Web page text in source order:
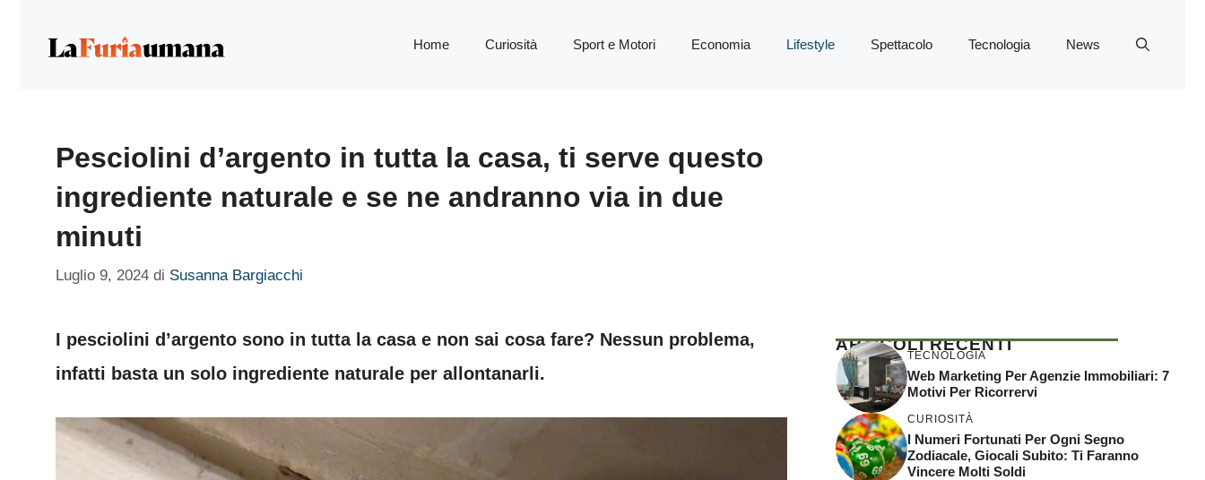
Home Curiosità Sport e Motori Economia Lifestyle Spettacolo Tecnologia News
Pesciolini d’argento in tutta la casa, ti serve questo
ingrediente naturale e se ne andranno via in due
minuti
Luglio 9, 2024 di Susanna Bargiacchi
I pesciolini d’argento sono in tutta la casa e non sai cosa fare? Nessun problema,
infatti basta un solo ingrediente naturale per allontanarli.
ARTICOLI RECENTI
TECNOLOGIA
Web Marketing Per Agenzie Immobiliari: 7
Motivi Per Ricorrervi
CURIOSITÀ
I Numeri Fortunati Per Ogni Segno
Zodiacale, Giocali Subito: Ti Faranno
Vincere Molti Soldi